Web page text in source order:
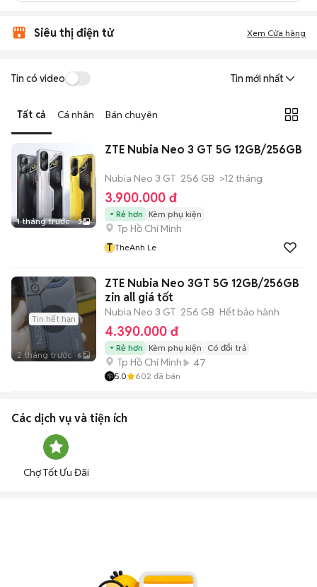
Siêu thị điện tử Xem Cửa hàng
Tin có video Tin mới nhất
Tất cả Cá nhân Bán chuyên
1 tháng trước 3
ZTE Nubia Neo 3 GT 5G 12GB/256GB
Nubia Neo 3 GT 256 GB >12 tháng
3.900.000 đ
Rẻ hơn Kèm phụ kiện
Tp Hồ Chí Minh
T TheAnh Le
Tin hết hạn
2 tháng trước 6
ZTE Nubia Neo 3GT 5G 12GB/256GB
zin all giá tốt
Nubia Neo 3 GT 256 GB Hết bảo hành
4.390.000 đ
Rẻ hơn Kèm phụ kiện Có đổi trả
Tp Hồ Chí Minh 47
5.0 602 đã bán
Các dịch vụ và tiện ích
Chợ Tốt Ưu Đãi